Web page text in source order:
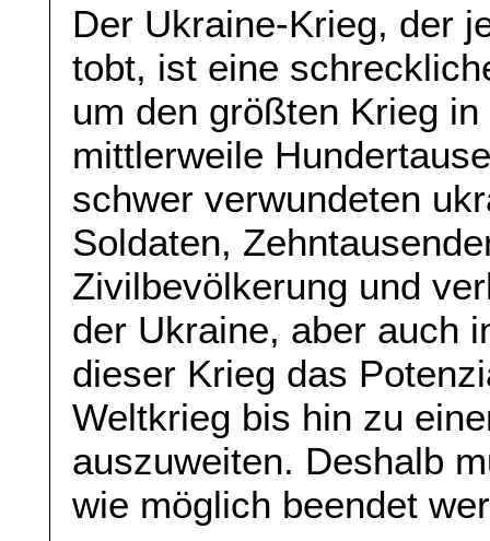
Der Ukraine-Krieg, der
tobt, ist eine
um den größten Krieg
mittlerweile
schwer verwundeten
Soldaten,
Zivilbevölkerung und
der Ukraine, aber auch
dieser Krieg das
Weltkrieg bis hin zu
auszuweiten. Deshalb
wie möglich beendet